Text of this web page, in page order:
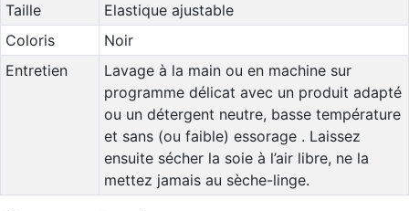
Taille
Elastique ajustable
Coloris
Noir
Entretien
Lavage à la main ou en machine sur
programme délicat avec un produit adapté
ou un détergent neutre, basse température
et sans (ou faible) essorage . Laissez
ensuite sécher la soie à l’air libre, ne la
mettez jamais au sèche-linge.